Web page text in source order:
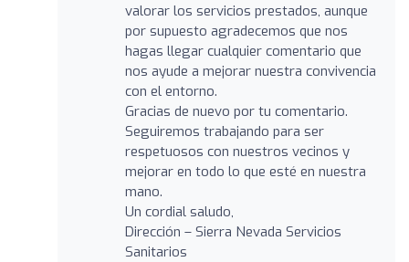
valorar los servicios prestados, aunque
por supuesto agradecemos que nos
hagas llegar cualquier comentario que
nos ayude a mejorar nuestra convivencia
con el entorno.
Gracias de nuevo por tu comentario.
Seguiremos trabajando para ser
respetuosos con nuestros vecinos y
mejorar en todo lo que esté en nuestra
mano.
Un cordial saludo,
Dirección – Sierra Nevada Servicios
Sanitarios